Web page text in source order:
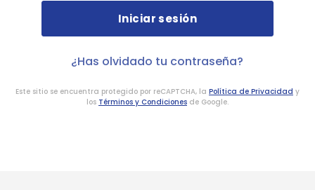
¿Has olvidado tu contraseña?
Este sitio se encuentra protegido por reCAPTCHA, la Política de Privacidad y
los Términos y Condiciones de Google.